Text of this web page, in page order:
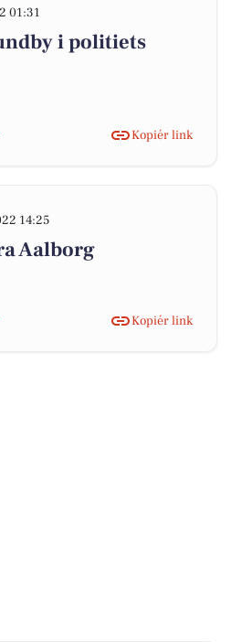
01:31
i politiets
Kopiér link
14:25
Aalborg
Kopiér link